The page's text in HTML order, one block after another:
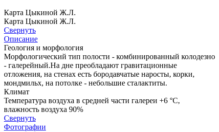
Карта Цыкиной Ж.Л.
Карта Цыкиной Ж.Л.
Свернуть
Описание
Геология и морфология
Морфологический тип полости - комбинированный колодезно
- галерейный.На дне преобладают гравитационные
отложения, на стенах есть бородавчатые наросты, корки,
мондмильх, на потолке - небольшие сталактиты.
Климат
Температура воздуха в средней части галереи +6 °С,
влажность воздуха 90%
Свернуть
Фотографии